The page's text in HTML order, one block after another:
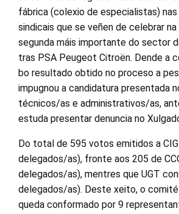
fábrica (colexio de especialistas)
sindicais que se veñen de celebrar na
segunda máis importante do sector
tras PSA Peugeot Citroën. Dende a
bo resultado obtido no proceso a
impugnou a candidatura presentada
técnicos/as e administrativos/as,
estuda presentar denuncia no
Do total de 595 votos emitidos a
delegados/as), fronte aos 205 de
delegados/as), mentres que UGT
delegados/as). Deste xeito, o
queda conformado por 9